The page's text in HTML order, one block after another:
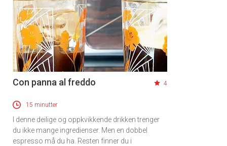
Con panna al freddo 4
15 minutter
I denne deilige og oppkvikkende drikken trenger
du ikke mange ingredienser. Men en dobbel
espresso må du ha. Resten finner du i